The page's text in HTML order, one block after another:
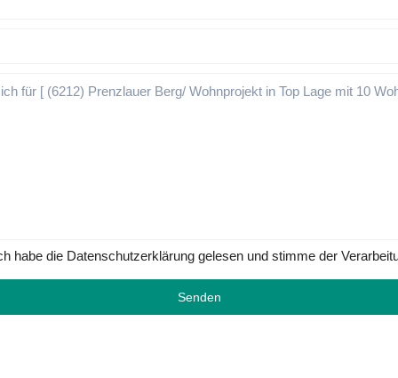
habe die Datenschutzerklärung gelesen und stimme der